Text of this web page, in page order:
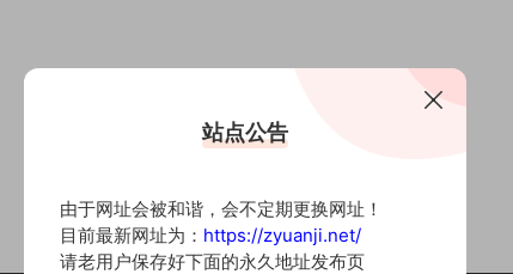
站点公告
由于网址会被和谐，会不定期更换网址！
目前最新网址为： https://zyuanji.net/
请老用户保存好下面的永久地址发布页